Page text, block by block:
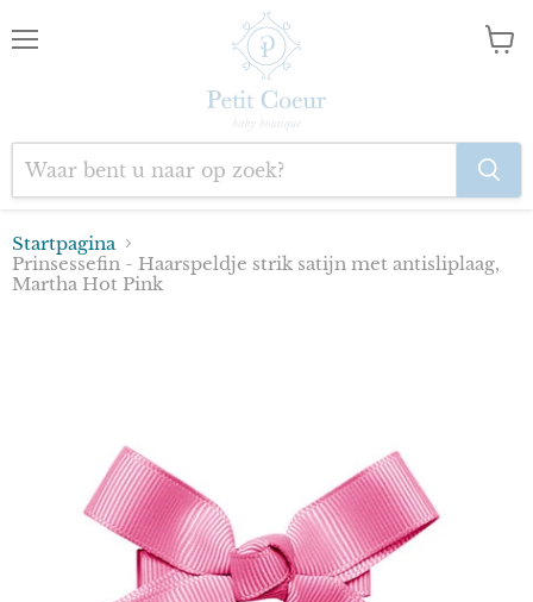
Startpagina
Prinsessefin - Haarspeldje strik satijn met antisliplaag,
Martha Hot Pink